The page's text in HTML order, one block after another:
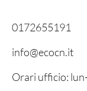
0172655191
info@ecocn.it
Orari ufficio: